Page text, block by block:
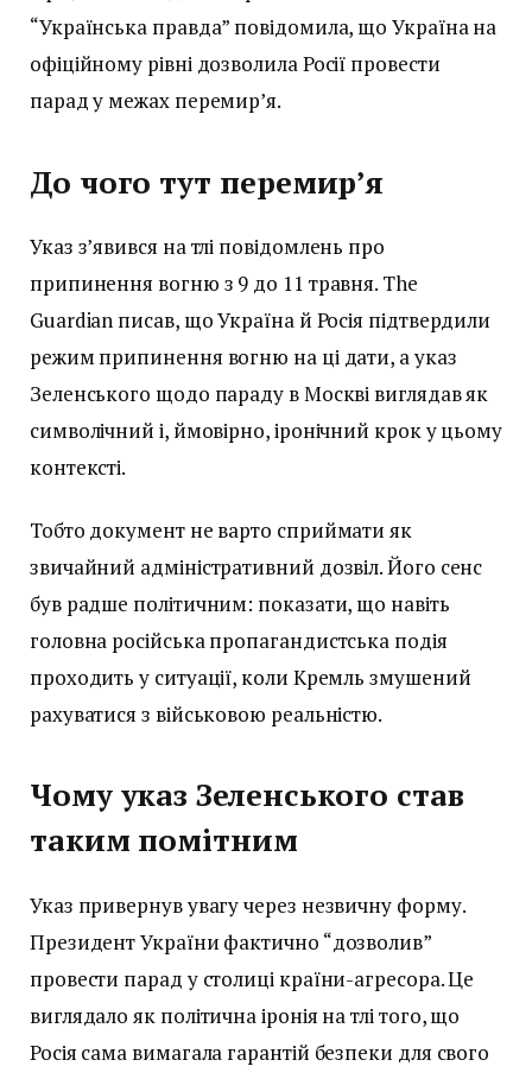
“Українська правда” повідомила, що Україна на
офіційному рівні дозволила Росії провести
парад у межах перемир’я.
До чого тут перемир’я
Указ з’явився на тлі повідомлень про
припинення вогню з 9 до 11 травня. The
Guardian писав, що Україна й Росія підтвердили
режим припинення вогню на ці дати, а указ
Зеленського щодо параду в Москві виглядав як
символічний і, ймовірно, іронічний крок у цьому
контексті.
Тобто документ не варто сприймати як
звичайний адміністративний дозвіл. Його сенс
був радше політичним: показати, що навіть
головна російська пропагандистська подія
проходить у ситуації, коли Кремль змушений
рахуватися з військовою реальністю.
Чому указ Зеленського став
таким помітним
Указ привернув увагу через незвичну форму.
Президент України фактично “дозволив”
провести парад у столиці країни-агресора. Це
виглядало як політична іронія на тлі того, що
Росія сама вимагала гарантій безпеки для свого